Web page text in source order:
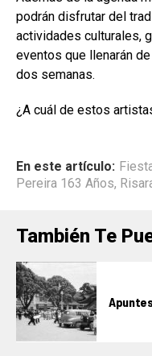
podrán disfrutar del
actividades culturales,
eventos que llenarán
dos semanas.
¿A cuál de estos
En este artículo:
Pereira 163 Años,
También Te